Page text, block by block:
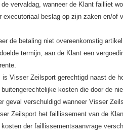
vervaldag, wanneer de Klant failliet
executoriaal beslag op zijn zaken en/of
de betaling niet overeenkomstig
termijn, aan de Klant een
is Visser Zeilsport gerechtigd naast de
kosten die door de
geval verschuldigd wanneer Visser
Zeilsport het faillissement van de
der faillissementsaanvrage